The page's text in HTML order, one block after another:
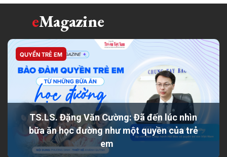
eMagazine
QUYỀN TRẺ EM
TS.LS. Đặng Văn Cường: Đã đến lúc nhìn
bữa ăn học đường như một quyền của trẻ
em